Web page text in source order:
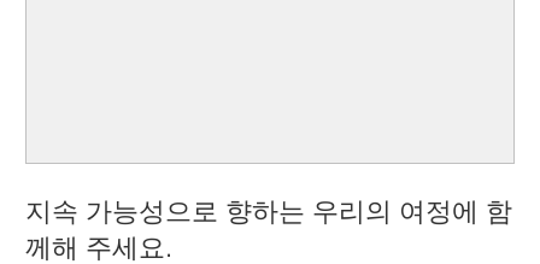
지속 가능성으로 향하는 우리의 여정에 함
께해 주세요.